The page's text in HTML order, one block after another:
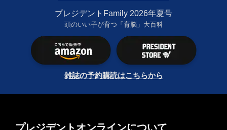
プレジデントFamily 2026年夏号
頭のいい子が育つ「育脳」大百科
雑誌の予約購読はこちらから
プレジデントオンラインについて